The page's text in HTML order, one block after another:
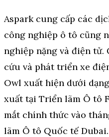
Aspark cung cấp các
công nghiệp ô tô cũng
nghiệp nặng và điện tử.
cứu và phát triển xe
Owl xuất hiện dưới
xuất tại Triển lãm Ô tô
mắt chính thức vào
lãm Ô tô Quốc tế Dubai.